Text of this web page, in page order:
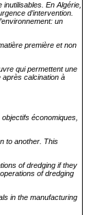
En Algérie,
d’intervention.
un
première et non
qui permettent une
après calcination à
économiques,
to another. This
of dredging if they
of dredging
in the manufacturing